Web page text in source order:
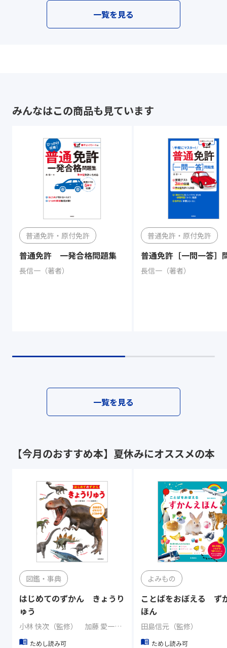
一覧を見る
みんなはこの商品も見ています
普通免許・原付免許
普通免許 一発合格問題集
長信一（著者）
普通免許・原付免許
普通免許［一問一答］
長信一（著者）
一覧を見る
【今月のおすすめ本】夏休みにオススメの本
図鑑・事典
はじめてのずかん きょうり
ゅう
小林 快次（監修） 加藤 愛一（イラスト）
ためし読み可
よみもの
ことばをおぼえる ず
ほん
田島信元（監修）
ためし読み可